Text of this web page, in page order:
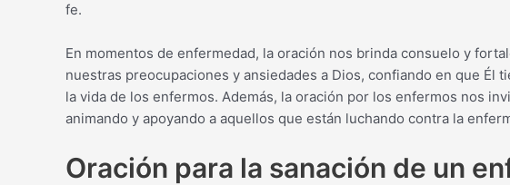
fe.
En momentos de enfermedad, la oración nos brinda consuelo y
nuestras preocupaciones y ansiedades a Dios, confiando en que Él
la vida de los enfermos. Además, la oración por los enfermos nos
animando y apoyando a aquellos que están luchando contra la
Oración para la sanación de un